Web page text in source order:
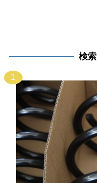
検
1